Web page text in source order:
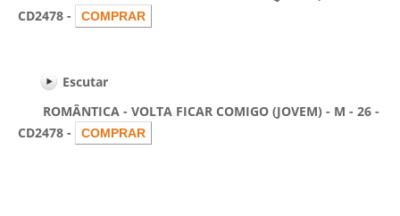
CD2478 -
Escutar
ROMÂNTICA - VOLTA FICAR COMIGO (JOVEM) - M - 26 -
CD2478 -